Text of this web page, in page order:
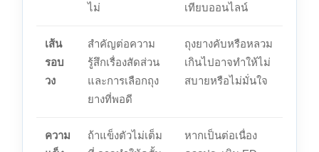
ไม่
เทียบออนไลน์
เส้น
รอบ
วง
สำคัญต่อความ
รู้สึกเรื่องสัดส่วน
และการเลือกถุง
ยางที่พอดี
ถุงยางคับหรือหลวม
เกินไปอาจทำให้ไม่
สบายหรือไม่มั่นใจ
ความ
ถ้าแข็งตัวไม่เต็ม
หากเป็นต่อเนื่อง